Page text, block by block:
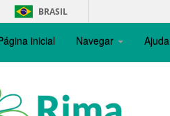
BRASIL
inicial Navegar Ajuda